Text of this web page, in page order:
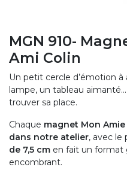
MGN 910-
Ami Colin
Un petit cercle d’émotion
lampe, un tableau
trouver sa place.
Chaque magnet Mon
dans notre atelier, avec le
de 7,5 cm en fait un format
encombrant.